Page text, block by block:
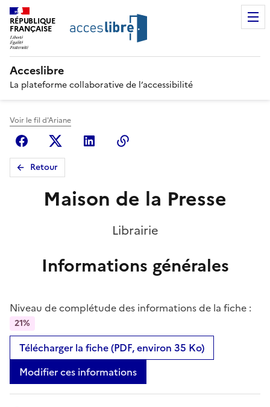
RÉPUBLIQUE
FRANÇAISE
Acceslibre
La plateforme collaborative de l’accessibilité
Voir le fil d'Ariane
FacebookX (anciennement Twitter)
Linkedin
Retour
Maison de la Presse
Librairie
Informations générales
Niveau de complétude des informations de la fiche :
21%
Télécharger la fiche (PDF, environ 35 Ko)
Modifier ces informations